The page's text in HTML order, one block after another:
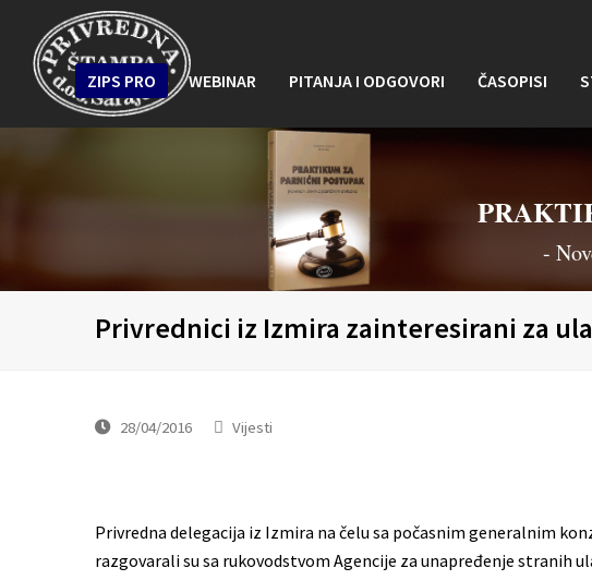
ZIPS PRO WEBINAR PITANJA I ODGOVORI ČASOPISI
-
Privrednici iz Izmira zainteresirani za
28/04/2016 Vijesti
Privredna delegacija iz Izmira na čelu sa počasnim generalnim
razgovarali su sa rukovodstvom Agencije za unapređenje stranih